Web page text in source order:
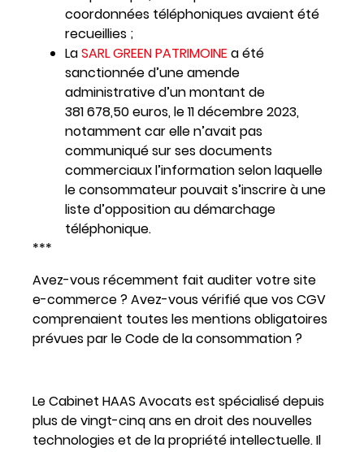
coordonnées téléphoniques avaient été
recueillies ;
LaSARL GREEN PATRIMOINE a été
sanctionnée d’une amende
administrative d’un montant de
381 678,50 euros, le 11 décembre 2023,
notamment car elle n’avait pas
communiqué sur ses documents
commerciaux l’information selon laquelle
le consommateur pouvait s’inscrire à une
liste d’opposition au démarchage
téléphonique.
***
Avez-vous récemment fait auditer votre site
e-commerce ? Avez-vous vérifié que vos CGV
comprenaient toutes les mentions obligatoires
prévues par le Code de la consommation ?
Le Cabinet HAAS Avocats est spécialisé depuis
plus de vingt-cinq ans en droit des nouvelles
technologies et de la propriété intellectuelle. Il